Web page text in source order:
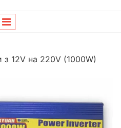
12V на 220V (1000W)